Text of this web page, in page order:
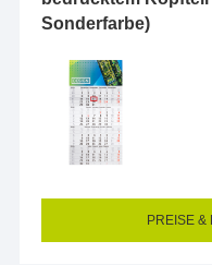
Sonderfarbe)
Endformat (bedruckte
Seitigkeit: 1-seitig
5/0-farbigPREISE &